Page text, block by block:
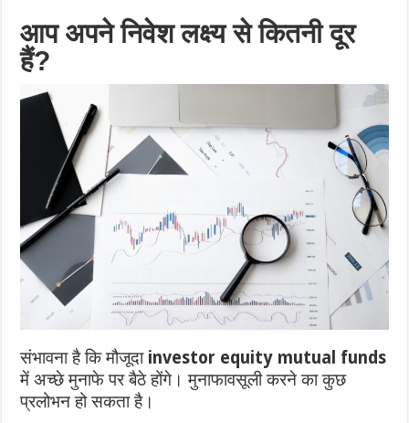
आप अपने निवेश लक्ष्य से कितनी दूर
हैं?
संभावना है कि मौजूदाinvestor equity mutual funds
में अच्छे मुनाफे पर बैठे होंगे। मुनाफावसूली करने का कुछ
प्रलोभन हो सकता है।